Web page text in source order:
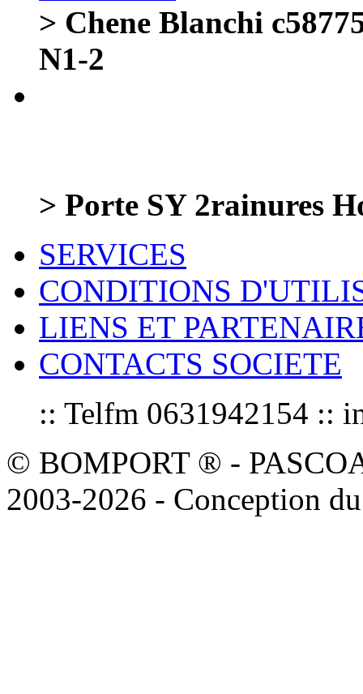
> Chene Blanchi
N1-2
> Porte SY 2rainures
SERVICES
CONDITIONS
LIENS ET
CONTACTS SOCIETE
:: Telfm 0631942154 ::
© BOMPORT ® -
2003-2026 - Conception